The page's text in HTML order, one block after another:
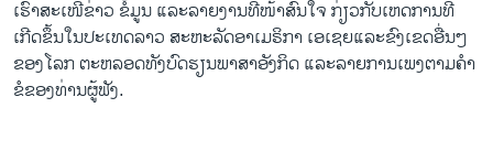
ລາຍການກະຈາຍສຽງ
ລາຍງານ
ຕິດຕາມພວກເຮົາ ທີ່
ເຮົາ​ສະ​ເໜີຂ່າວ ຂໍ້​ມູນ ​ແລະ​ລາຍ​ງານ​ທີ່​ໜ້າ​ສົນ​ໃຈ ກ່ຽວກັບ​​ເຫດການ​​ທີ່​
ເກີດ​ຂຶ້ນ​ໃນ​ປະ​ເທດ​ລາວ ສະຫະລັດ​ອ​າ​ເມ​ຣິ​ກາ ​ເອ​ເຊຍ​ແລະ​ຂົງເຂດ​ອື່ນໆ​
ຂອງ​ໂລກ ຕະຫລອດ​ທັງ​ບົດຮຽນ​ພາສາ​ອັງກິດ ​ແລະ​ລາຍການ​ເພງ​ຕາມ​ຄຳ​
ຂໍ​ຂອງ​ທ່ານ​ຜູ້​ຟັງ.